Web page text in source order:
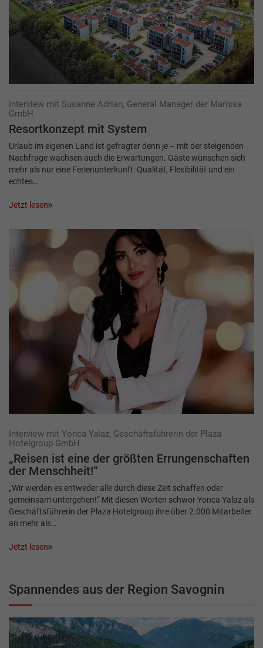
Interview mit Susanne Adrian, General Manager der Marissa
GmbH
Resortkonzept mit System
Urlaub im eigenen Land ist gefragter denn je – mit der steigenden
Nachfrage wachsen auch die Erwartungen. Gäste wünschen sich
mehr als nur eine Ferienunterkunft: Qualität, Flexibilität und ein
echtes…
Jetzt lesen
Interview mit Yonca Yalaz, Geschäftsführerin der Plaza
Hotelgroup GmbH
„Reisen ist eine der größten ­Er­rungenschaften
der Menschheit!“
„Wir werden es entweder alle durch diese Zeit schaffen oder
gemeinsam untergehen!“ Mit diesen Worten schwor Yonca Yalaz als
Geschäftsführerin der Plaza Hotelgroup ihre über 2.000 Mitarbeiter
an mehr als…
Jetzt lesen
Spannendes aus der Region Savognin